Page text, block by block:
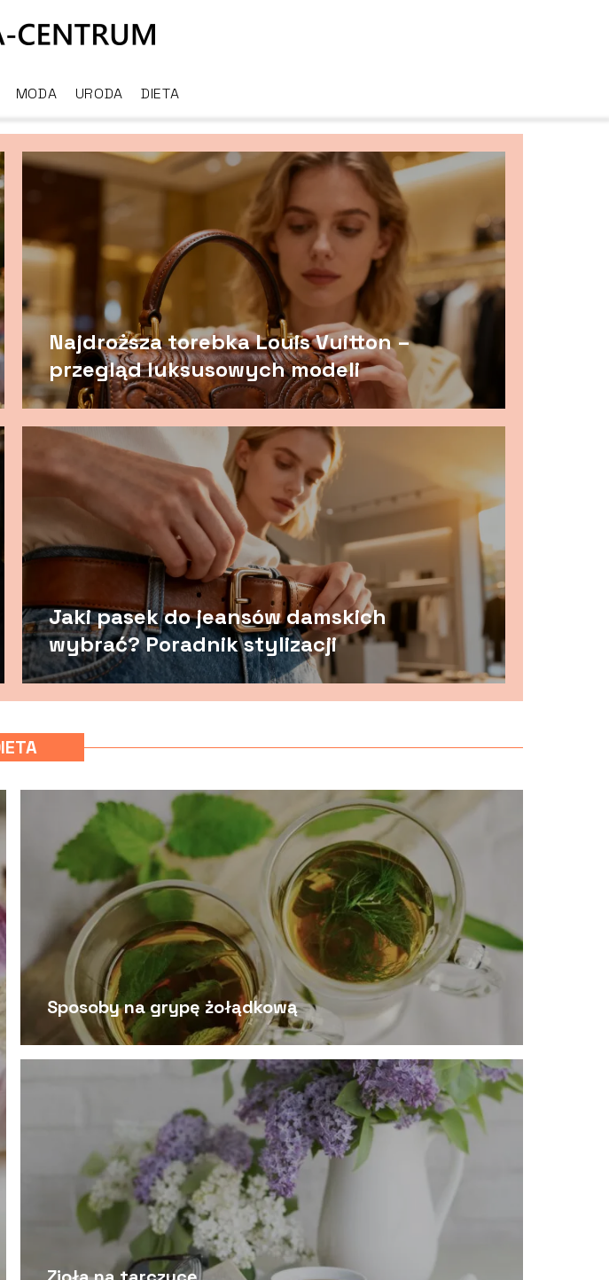
MODA URODA DIETA
Najdroższa torebka Louis Vuitton –
przegląd luksusowych modeli
Jaki pasek do jeansów damskich
wybrać? Poradnik stylizacji
Sposoby na grypę żołądkową